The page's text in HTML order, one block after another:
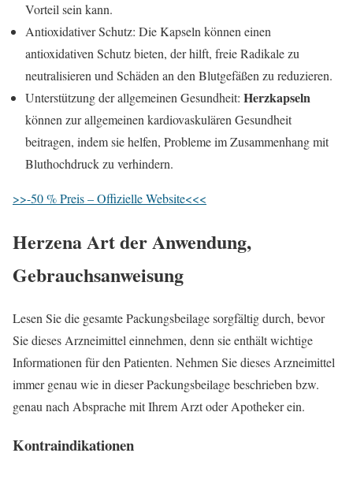
Vorteil sein kann.
Antioxidativer Schutz: Die Kapseln können einen
antioxidativen Schutz bieten, der hilft, freie Radikale zu
neutralisieren und Schäden an den Blutgefäßen zu reduzieren.
Unterstützung der allgemeinen Gesundheit: Herzkapseln
können zur allgemeinen kardiovaskulären Gesundheit
beitragen, indem sie helfen, Probleme im Zusammenhang mit
Bluthochdruck zu verhindern.
>>-50 % Preis – Offizielle Website<<<
HerzenaArt der Anwendung,
Gebrauchsanweisung
Lesen Sie die gesamte Packungsbeilage sorgfältig durch, bevor
Sie dieses Arzneimittel einnehmen, denn sie enthält wichtige
Informationen für den Patienten. Nehmen Sie dieses Arzneimittel
immer genau wie in dieser Packungsbeilage beschrieben bzw.
genau nach Absprache mit Ihrem Arzt oder Apotheker ein.
Kontraindikationen